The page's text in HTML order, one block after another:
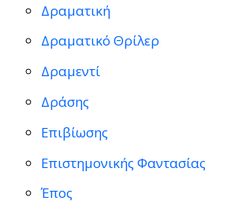
Δραματική
Δραματικό Θρίλερ
Δραμεντί
Δράσης
Επιβίωσης
Επιστημονικής Φαντασίας
Έπος